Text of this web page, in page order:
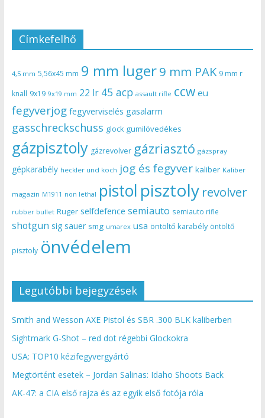
Címkefelhő
4,5 mm 5,56x45 mm 9 mm luger9 mm PAK 9 mm r
knall 9x19 9x19 mm 22 lr 45 acp assault rifle ccw eu
fegyverjog fegyverviselés gasalarm
gasschreckschuss glock gumilövedékes
gázpisztoly gázrevolver gázriasztó gázspray
gépkarabély heckler und koch jog és fegyver kaliber Kaliber
magazin M1911 non lethal pistol pisztoly revolver
rubber bullet Ruger selfdefence semiauto semiauto rifle
shotgun sig sauer smg umarex usa öntöltő karabély öntöltő
pisztoly önvédelem
Legutóbbi bejegyzések
Smith and Wesson AXE Pistol és SBR .300 BLK kaliberben
Sightmark G-Shot – red dot régebbi Glockokra
USA: TOP10 kézifegyvergyártó
Megtörtént esetek – Jordan Salinas: Idaho Shoots Back
AK-47: a CIA első rajza és az egyik első fotója róla